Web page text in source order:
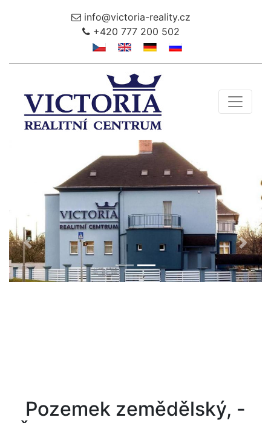
info@victoria-reality.cz
+420 777 200 502
Toggle
Předchozí Další
pozemek zemědělský, -